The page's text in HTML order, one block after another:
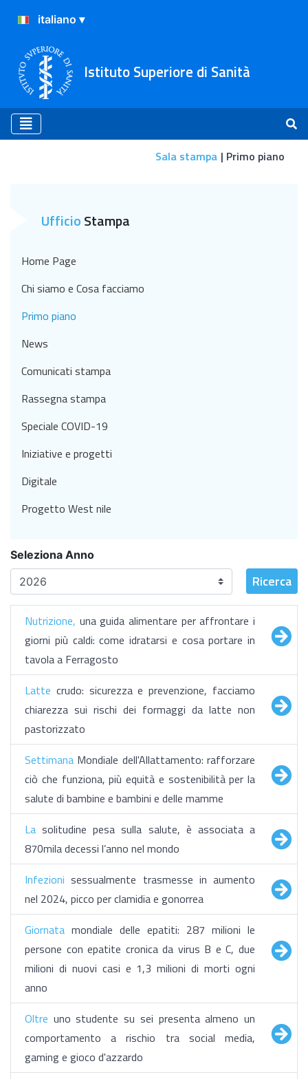
Istituto Superiore di Sanità
Sala stampa Primo piano
Seleziona Anno
Ricerca
Nutrizione, una guida alimentare per affrontare i
giorni più caldi: come idratarsi e cosa portare in
tavola a Ferragosto
Latte crudo: sicurezza e prevenzione, facciamo
chiarezza sui rischi dei formaggi da latte non
pastorizzato
Settimana Mondiale dell'Allattamento: rafforzare
ciò che funziona, più equità e sostenibilità per la
salute di bambine e bambini e delle mamme
La solitudine pesa sulla salute, è associata a
870mila decessi l’anno nel mondo
Infezioni sessualmente trasmesse in aumento
nel 2024, picco per clamidia e gonorrea
Giornata mondiale delle epatiti: 287 milioni le
persone con epatite cronica da virus B e C, due
milioni di nuovi casi e 1,3 milioni di morti ogni
anno
​Oltre uno studente su sei presenta almeno un
comportamento a rischio tra social media,
gaming e gioco d'azzardo
UfficioStampa
Home Page
Chi siamo e Cosa facciamo
Primo piano
News
Comunicati stampa
Rassegna stampa
Speciale COVID-19
Iniziative e progetti
Digitale
Progetto West nile